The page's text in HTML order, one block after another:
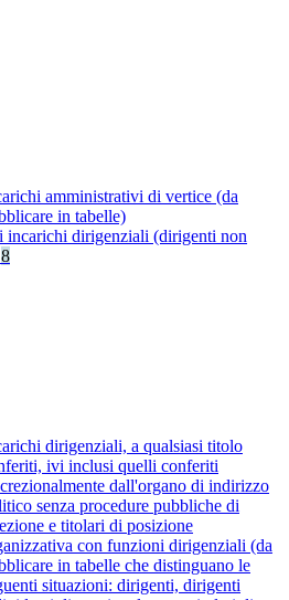
amministrativi di vertice (da
in tabelle)
incarichi dirigenziali (dirigenti non
8
dirigenziali, a qualsiasi titolo
ivi inclusi quelli conferiti
dall'organo di indirizzo
senza procedure pubbliche di
e titolari di posizione
con funzioni dirigenziali (da
in tabelle che distinguano le
situazioni: dirigenti, dirigenti